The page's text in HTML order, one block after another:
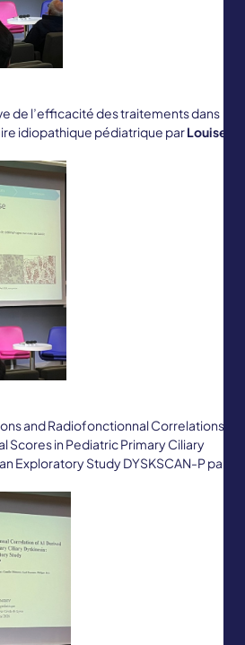
de l’efficacité des traitements dans
idiopathique pédiatrique parLouise
and Radiofonctionnal Correlations
Scores in Pediatric Primary Ciliary
Exploratory Study DYSKSCAN-P par